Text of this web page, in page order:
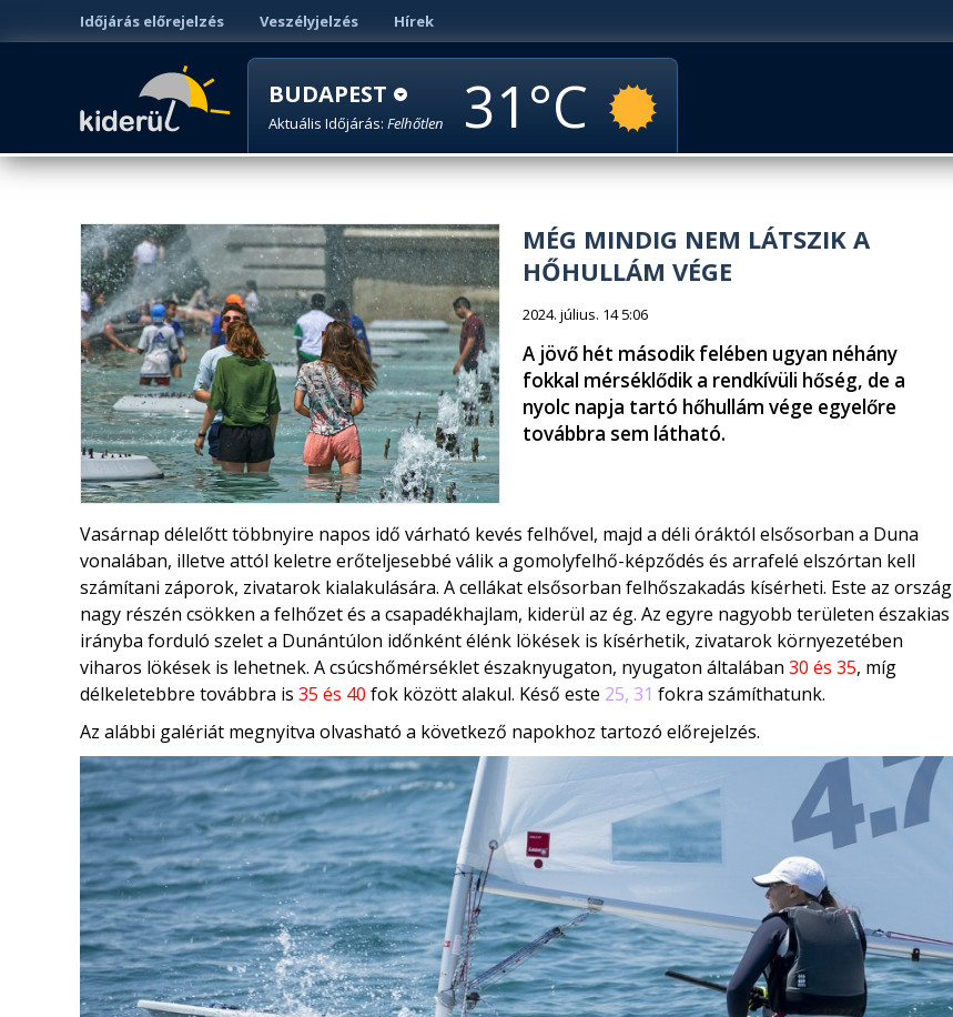
Időjárás előrejelzés Veszélyjelzés Hírek
BUDAPEST
Aktuális Időjárás: Felhőtlen 31
MÉG MINDIG NEM LÁTSZIK A
HŐHULLÁM VÉGE
2024. július. 14 5:06
A jövő hét második felében ugyan néhány
fokkal mérséklődik a rendkívüli hőség, de a
nyolc napja tartó hőhullám vége egyelőre
továbbra sem látható.
Vasárnap délelőtt többnyire napos idő várható kevés felhővel, majd a déli óráktól elsősorban a Duna
vonalában, illetve attól keletre erőteljesebbé válik a gomolyfelhő-képződés és arrafelé elszórtan kell
számítani záporok, zivatarok kialakulására. A cellákat elsősorban felhőszakadás kísérheti. Este az ország
nagy részén csökken a felhőzet és a csapadékhajlam, kiderül az ég. Az egyre nagyobb területen északias
irányba forduló szelet a Dunántúlon időnként élénk lökések is kísérhetik, zivatarok környezetében
viharos lökések is lehetnek. A csúcshőmérséklet északnyugaton, nyugaton általában 30 és 35, míg
délkeletebbre továbbra is 35 és 40 fok között alakul. Késő este 25, 31 fokra számíthatunk.
Az alábbi galériát megnyitva olvasható a következő napokhoz tartozó előrejelzés.